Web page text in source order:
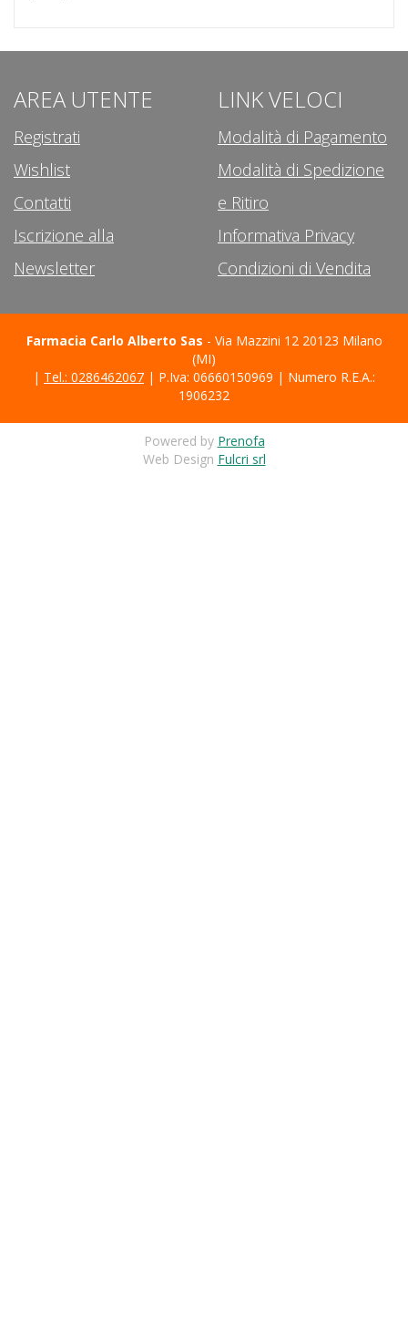
AREA UTENTE
Registrati
Wishlist
Contatti
Iscrizione alla
Newsletter
LINK VELOCI
Modalità di Pagamento
Modalità di Spedizione
e Ritiro
Informativa Privacy
Condizioni di Vendita
Farmacia Carlo Alberto Sas - Via Mazzini 12 20123 Milano
(MI)
| Tel.: 0286462067 | P.Iva: 06660150969 | Numero R.E.A.:
1906232
Powered by Prenofa
Web Design Fulcri srl